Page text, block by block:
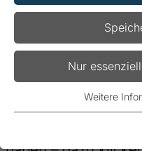
Sie können die
Browser lesen –
Oder Sie speichern
Nur
Weitere